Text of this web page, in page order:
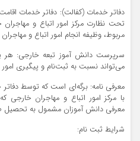
دفاتر خدمات (کفالت): دفاتر خدمات
تحت نظارت مرکز امور اتباع و
مربوط، وظیفه انجام امور اتباع و مهاجران
سرپرست دانش آموز تبعه خارجی: هر
می‌تواند نسبت به ثبت‌نام و پیگیری
معرفی نامه: برگه‌ای است که توسط
با مرکز امور اتباع و مهاجران خارجی
معرفی دانش آموزان مشمول به تحصیل
شرایط ثبت نام: